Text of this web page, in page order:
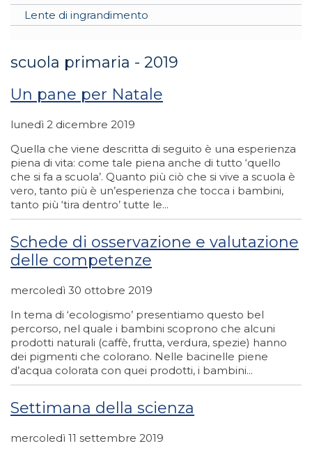
Lente di ingrandimento
scuola primaria - 2019
Un pane per Natale
lunedì 2 dicembre 2019
Quella che viene descritta di seguito è una esperienza
piena di vita: come tale piena anche di tutto ‘quello
che si fa a scuola’. Quanto più ciò che si vive a scuola è
vero, tanto più è un’esperienza che tocca i bambini,
tanto più ‘tira dentro’ tutte le...
Schede di osservazione e valutazione
delle competenze
mercoledì 30 ottobre 2019
In tema di ‘ecologismo’ presentiamo questo bel
percorso, nel quale i bambini scoprono che alcuni
prodotti naturali (caffè, frutta, verdura, spezie) hanno
dei pigmenti che colorano. Nelle bacinelle piene
d’acqua colorata con quei prodotti, i bambini...
Settimana della scienza
mercoledì 11 settembre 2019